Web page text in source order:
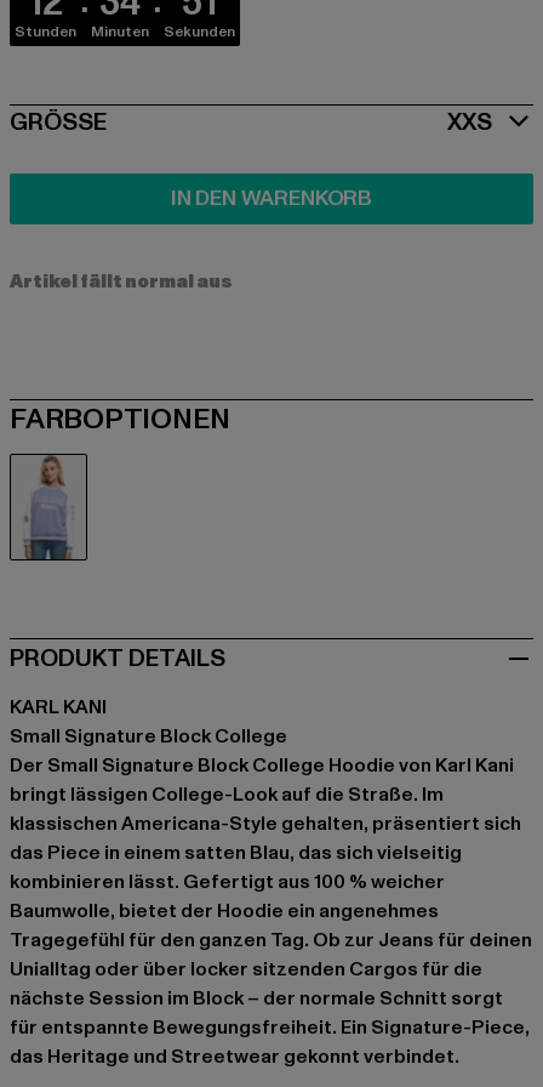
Stunden Minuten Sekunden
SIZE
GRÖSSE XXS
IN DEN WARENKORB
Artikel fällt normal aus
FARBOPTIONEN
PRODUKT DETAILS
KARL KANI
Small Signature Block College
Der Small Signature Block College Hoodie von Karl Kani
bringt lässigen College-Look auf die Straße. Im
klassischen Americana-Style gehalten, präsentiert sich
das Piece in einem satten Blau, das sich vielseitig
kombinieren lässt. Gefertigt aus 100 % weicher
Baumwolle, bietet der Hoodie ein angenehmes
Tragegefühl für den ganzen Tag. Ob zur Jeans für deinen
Unialltag oder über locker sitzenden Cargos für die
nächste Session im Block – der normale Schnitt sorgt
für entspannte Bewegungsfreiheit. Ein Signature-Piece,
das Heritage und Streetwear gekonnt verbindet.